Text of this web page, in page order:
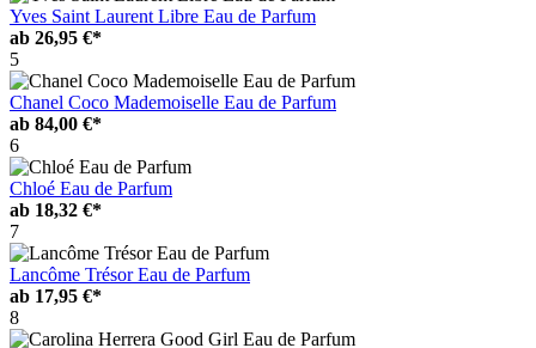
Yves Saint Laurent Libre Eau de Parfum
ab 26,95 €*
5
Chanel Coco Mademoiselle Eau de Parfum
ab 84,00 €*
6
Chloé Eau de Parfum
ab 18,32 €*
7
Lancôme Trésor Eau de Parfum
ab 17,95 €*
8